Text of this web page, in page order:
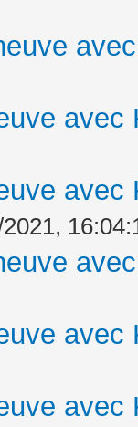
avec
avec
avec
avec